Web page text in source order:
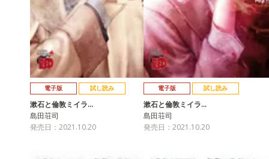
電子版 試し読み
漱石と倫敦ミイラ…
島田荘司
発売日：2021.10.20
電子版 試し読み
漱石と倫敦ミイラ…
島田荘司
発売日：2021.10.20